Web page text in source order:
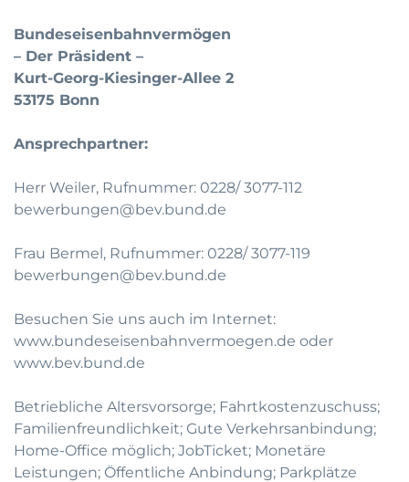
Bundeseisenbahnvermögen
– Der Präsident –
Kurt-Georg-Kiesinger-Allee 2
53175 Bonn
Ansprechpartner:
Herr Weiler, Rufnummer: 0228/ 3077-112
bewerbungen@bev.bund.de
Frau Bermel, Rufnummer: 0228/ 3077-119
bewerbungen@bev.bund.de
Besuchen Sie uns auch im Internet:
www.bundeseisenbahnvermoegen.de oder
www.bev.bund.de
Betriebliche Altersvorsorge; Fahrtkostenzuschuss;
Familienfreundlichkeit; Gute Verkehrsanbindung;
Home-Office möglich; JobTicket; Monetäre
Leistungen; Öffentliche Anbindung; Parkplätze